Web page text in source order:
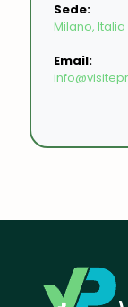
Sede:
Milano, Italia
Email: